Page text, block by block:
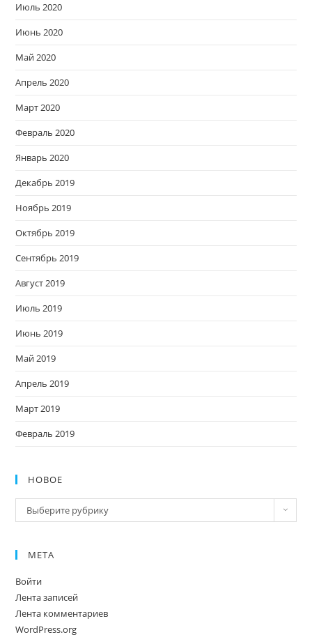
Июль 2020
Июнь 2020
Май 2020
Апрель 2020
Март 2020
Февраль 2020
Январь 2020
Декабрь 2019
Ноябрь 2019
Октябрь 2019
Сентябрь 2019
Август 2019
Июль 2019
Июнь 2019
Май 2019
Апрель 2019
Март 2019
Февраль 2019
НОВОЕ
Новое
Выберите рубрику
МЕТА
Войти
Лента записей
Лента комментариев
WordPress.org